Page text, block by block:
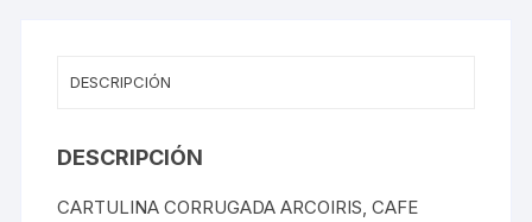
DESCRIPCIÓN
DESCRIPCIÓN
CARTULINA CORRUGADA ARCOIRIS, CAFE